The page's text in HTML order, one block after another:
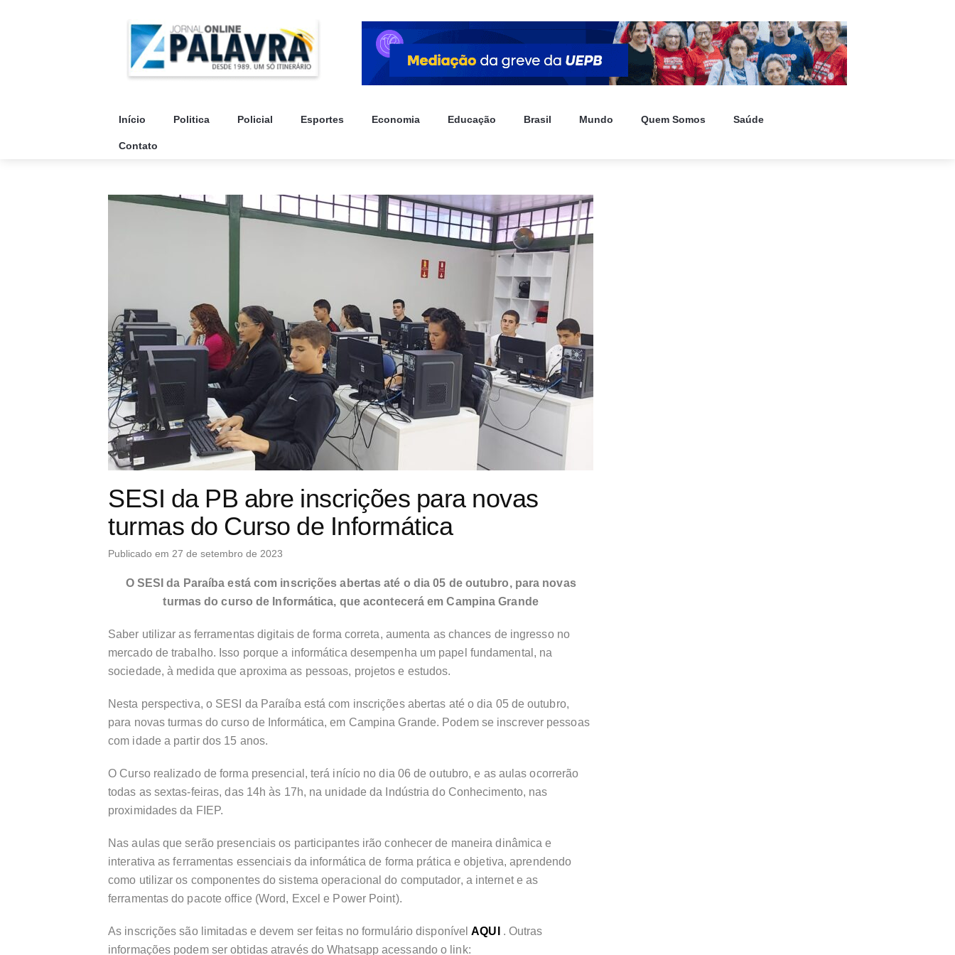
Início Politica Policial Esportes Economia Educação Brasil Mundo Quem Somos Saúde
Contato
SESI da PB abre inscrições para novas
turmas do Curso de Informática
Publicado em 27 de setembro de 2023
O SESI da Paraíba está com inscrições abertas até o dia 05 de outubro, para novas
turmas do curso de Informática, que acontecerá em Campina Grande
Saber utilizar as ferramentas digitais de forma correta, aumenta as chances de ingresso no
mercado de trabalho. Isso porque a informática desempenha um papel fundamental, na
sociedade, à medida que aproxima as pessoas, projetos e estudos.
Nesta perspectiva, o SESI da Paraíba está com inscrições abertas até o dia 05 de outubro,
para novas turmas do curso de Informática, em Campina Grande. Podem se inscrever pessoas
com idade a partir dos 15 anos.
O Curso realizado de forma presencial, terá início no dia 06 de outubro, e as aulas ocorrerão
todas as sextas-feiras, das 14h às 17h, na unidade da Indústria do Conhecimento, nas
proximidades da FIEP.
Nas aulas que serão presenciais os participantes irão conhecer de maneira dinâmica e
interativa as ferramentas essenciais da informática de forma prática e objetiva, aprendendo
como utilizar os componentes do sistema operacional do computador, a internet e as
ferramentas do pacote office (Word, Excel e Power Point).
As inscrições são limitadas e devem ser feitas no formulário disponívelAQUI . Outras
informações podem ser obtidas através do Whatsapp acessando o link: